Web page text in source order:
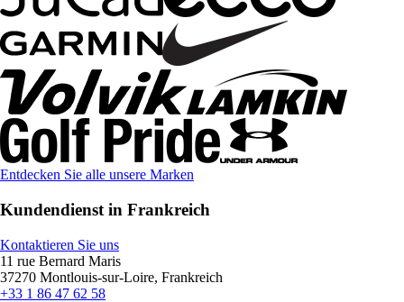
Entdecken Sie alle unsere Marken
Kundendienst in Frankreich
Kontaktieren Sie uns
11 rue Bernard Maris
37270 Montlouis-sur-Loire, Frankreich
+33 1 86 47 62 58